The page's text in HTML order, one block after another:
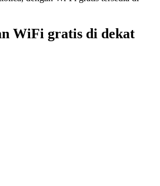
WiFi gratis di dekat